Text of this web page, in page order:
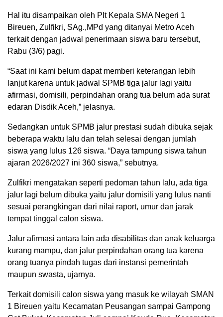
Hal itu disampaikan oleh Plt Kepala SMA Negeri 1
Bireuen, Zulfikri, SAg.,MPd yang ditanyai Metro Aceh
terkait dengan jadwal penerimaan siswa baru tersebut,
Rabu (3/6) pagi.
“Saat ini kami belum dapat memberi keterangan lebih
lanjut karena untuk jadwal SPMB tiga jalur lagi yaitu
afirmasi, domisili, perpindahan orang tua belum ada surat
edaran Disdik Aceh,” jelasnya.
Sedangkan untuk SPMB jalur prestasi sudah dibuka sejak
beberapa waktu lalu dan telah selesai dengan jumlah
siswa yang lulus 126 siswa. “Daya tampung siswa tahun
ajaran 2026/2027 ini 360 siswa,” sebutnya.
Zulfikri mengatakan seperti pedoman tahun lalu, ada tiga
jalur lagi belum dibuka yaitu jalur domisili yang lulus nanti
sesuai perangkingan dari nilai raport, umur dan jarak
tempat tinggal calon siswa.
Jalur afirmasi antara lain ada disabilitas dan anak keluarga
kurang mampu, dan jalur perpindahan orang tua karena
orang tuanya pindah tugas dari instansi pemerintah
maupun swasta, ujarnya.
Terkait domisili calon siswa yang masuk ke wilayah SMAN
1 Bireuen yaitu Kecamatan Peusangan sampai Gampong